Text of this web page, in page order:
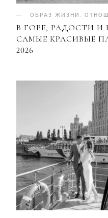
ОБРАЗ ЖИЗНИ
В ГОРЕ, РАДОСТИ
САМЫЕ КРАСИВЫЕ
2026